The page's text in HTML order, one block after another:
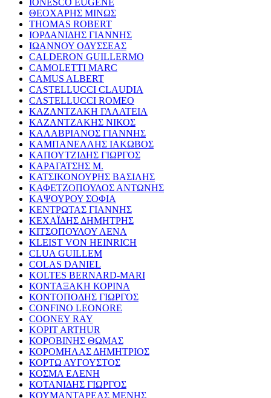
ΘΕΟΧΑΡΗΣ ΜΙΝΩΣ
THOMAS ROBERT
ΙΟΡΔΑΝΙΔΗΣ ΓΙΑΝΝΗΣ
ΙΩΑΝΝΟΥ ΟΔΥΣΣΕΑΣ
CALDERON GUILLERMO
CAMOLETTI MARC
CAMUS ALBERT
CASTELLUCCI CLAUDIA
CASTELLUCCI ROMEO
ΚΑΖΑΝΤΖΑΚΗ ΓΑΛΑΤΕΙΑ
ΚΑΖΑΝΤΖΑΚΗΣ ΝΙΚΟΣ
ΚΑΛΑΒΡΙΑΝΟΣ ΓΙΑΝΝΗΣ
ΚΑΜΠΑΝΕΛΛΗΣ ΙΑΚΩΒΟΣ
ΚΑΠΟΥΤΖΙΔΗΣ ΓΙΩΡΓΟΣ
ΚΑΡΑΓΑΤΣΗΣ Μ.
ΚΑΤΣΙΚΟΝΟΥΡΗΣ ΒΑΣΙΛΗΣ
ΚΑΦΕΤΖΟΠΟΥΛΟΣ ΑΝΤΩΝΗΣ
ΚΑΨΟΥΡΟΥ ΣΟΦΙΑ
ΚΕΝΤΡΩΤΑΣ ΓΙΑΝΝΗΣ
ΚΕΧΑΪΔΗΣ ΔΗΜΗΤΡΗΣ
ΚΙΤΣΟΠΟΥΛΟΥ ΛΕΝΑ
KLEIST VON HEINRICH
CLUA GUILLEM
COLAS DANIEL
KOLTES BERNARD-MARI
ΚΟΝΤΑΞΑΚΗ ΚΟΡΙΝΑ
ΚΟΝΤΟΠΟΔΗΣ ΓΙΩΡΓΟΣ
CONFINO LEONORE
COONEY RAY
KOPIT ARTHUR
ΚΟΡΟΒΙΝΗΣ ΘΩΜΑΣ
ΚΟΡΟΜΗΛΑΣ ΔΗΜΗΤΡΙΟΣ
ΚΟΡΤΩ ΑΥΓΟΥΣΤΟΣ
ΚΟΣΜΑ ΕΛΕΝΗ
ΚΟΤΑΝΙΔΗΣ ΓΙΩΡΓΟΣ
ΚΟΥΜΑΝΤΑΡΕΑΣ ΜΕΝΗΣ